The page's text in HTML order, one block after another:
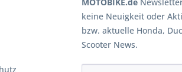
keine Neuigkeit oder
bzw. aktuelle Honda,
Scooter News.